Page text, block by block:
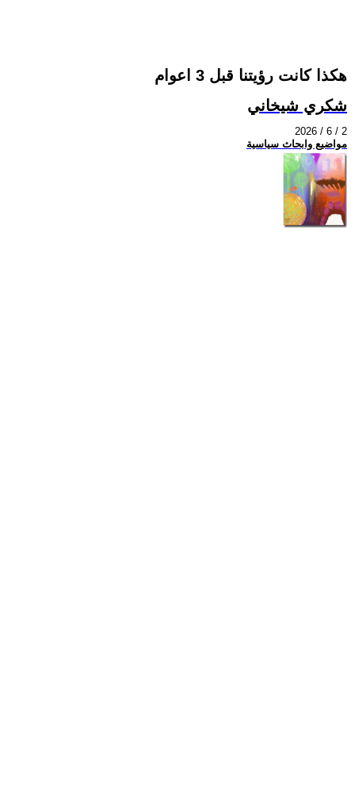
هكذا كانت رؤيتنا قبل 3 اعوام
شكري شيخاني
2026 / 6 / 2
مواضيع وابحاث سياسية